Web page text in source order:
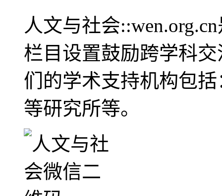
人文与社会
栏目设置鼓励跨学科
们的学术支持机构包
等研究所等。